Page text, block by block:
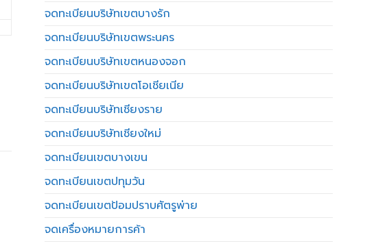
จดทะเบียนบริษัทเขตบางรัก
จดทะเบียนบริษัทเขตพระนคร
จดทะเบียนบริษัทเขตหนองจอก
จดทะเบียนบริษัทเขตโอเชียเนีย
จดทะเบียนบริษัทเชียงราย
จดทะเบียนบริษัทเชียงใหม่
จดทะเบียนเขตบางเขน
จดทะเบียนเขตปทุมวัน
จดทะเบียนเขตป้อมปราบศัตรูพ่าย
จดเครื่องหมายการค้า